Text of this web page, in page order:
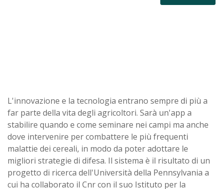
L'innovazione e la tecnologia entrano sempre di più a
far parte della vita degli agricoltori. Sarà un'app a
stabilire quando e come seminare nei campi ma anche
dove intervenire per combattere le più frequenti
malattie dei cereali, in modo da poter adottare le
migliori strategie di difesa. Il sistema è il risultato di un
progetto di ricerca dell'Università della Pennsylvania a
cui ha collaborato il Cnr con il suo Istituto per la